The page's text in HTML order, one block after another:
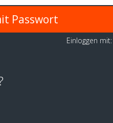
Einloggen